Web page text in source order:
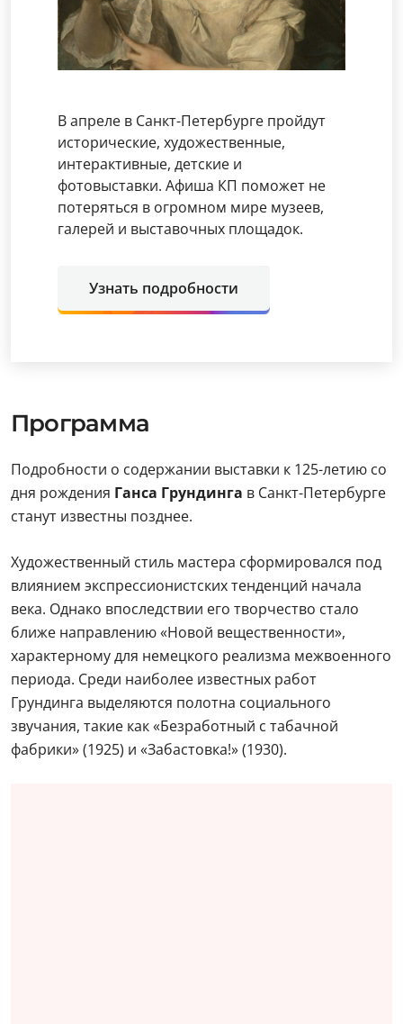
В апреле в Санкт-Петербурге пройдут
исторические, художественные,
интерактивные, детские и
фотовыставки. Афиша КП поможет не
потеряться в огромном мире музеев,
галерей и выставочных площадок.
Узнать подробности
Программа
Подробности о содержании выставки к 125-летию со
дня рождения Ганса Грундинга в Санкт-Петербурге
станут известны позднее.
Художественный стиль мастера сформировался под
влиянием экспрессионистских тенденций начала
века. Однако впоследствии его творчество стало
ближе направлению «Новой вещественности»,
характерному для немецкого реализма межвоенного
периода. Среди наиболее известных работ
Грундинга выделяются полотна социального
звучания, такие как «Безработный с табачной
фабрики» (1925) и «Забастовка!» (1930).